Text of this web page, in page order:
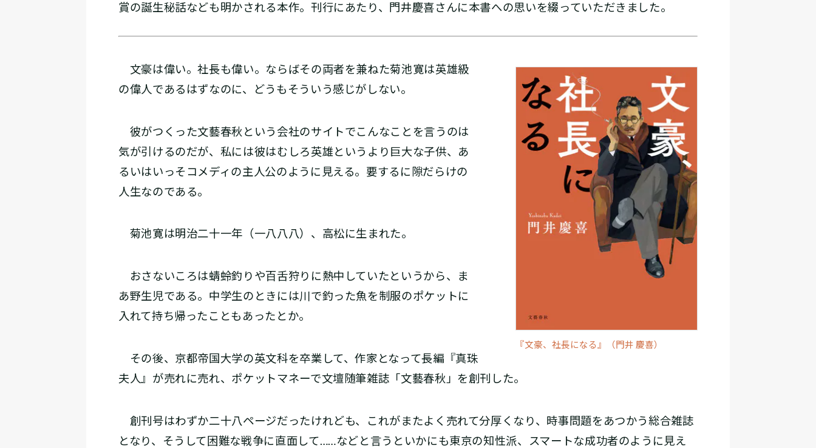
賞の誕生秘話なども明かされる本作。刊行にあたり、門井慶喜さんに本書への思いを綴っていただきました。
『文豪、社長になる』（門井 慶喜）
文豪は偉い。社長も偉い。ならばその両者を兼ねた菊池寛は英雄級
の偉人であるはずなのに、どうもそういう感じがしない。
彼がつくった文藝春秋という会社のサイトでこんなことを言うのは
気が引けるのだが、私には彼はむしろ英雄というより巨大な子供、あ
るいはいっそコメディの主人公のように見える。要するに隙だらけの
人生なのである。
菊池寛は明治二十一年（一八八八）、高松に生まれた。
おさないころは蜻蛉釣りや百舌狩りに熱中していたというから、ま
あ野生児である。中学生のときには川で釣った魚を制服のポケットに
入れて持ち帰ったこともあったとか。
その後、京都帝国大学の英文科を卒業して、作家となって長編『真珠
夫人』が売れに売れ、ポケットマネーで文壇随筆雑誌「文藝春秋」を創刊した。
創刊号はわずか二十八ページだったけれども、これがまたよく売れて分厚くなり、時事問題をあつかう総合雑誌
となり、そうして困難な戦争に直面して……などと言うといかにも東京の知性派、スマートな成功者のように見え